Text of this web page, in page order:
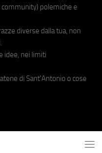
community) polemiche e
diverse dalla tua, non
idee, nei limiti
di Sant'Antonio o cose